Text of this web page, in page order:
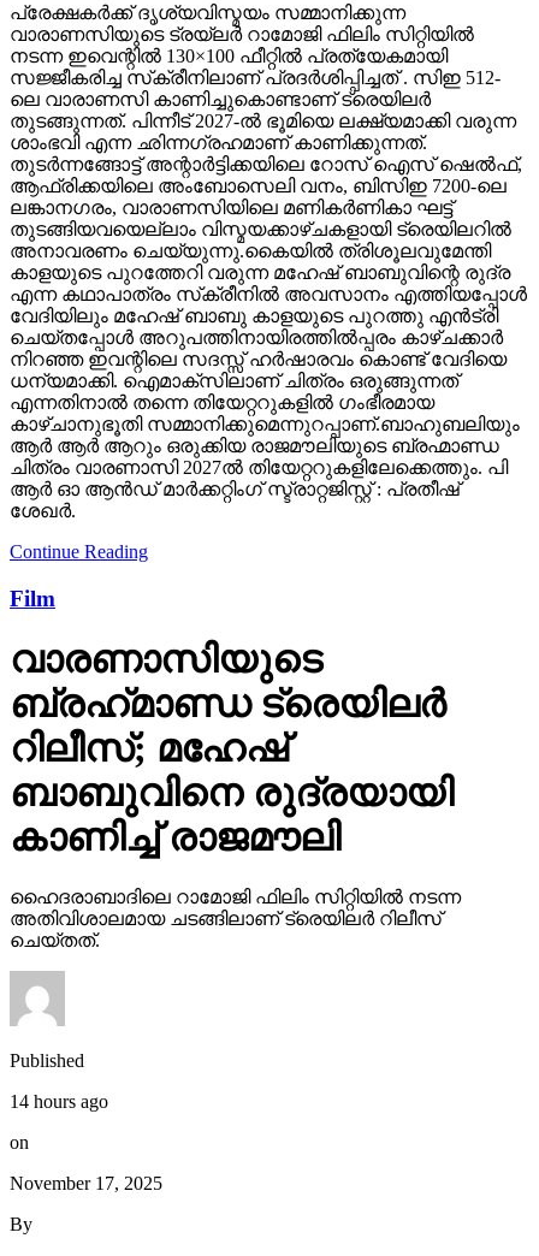
പ്രേക്ഷകർക്ക് ദൃശ്യവിസ്മയം സമ്മാനിക്കുന്ന
വാരാണസിയുടെ ട്രയ്ലർ റാമോജി ഫിലിം സിറ്റിയിൽ
നടന്ന ഇവെന്റിൽ 130×100 ഫീറ്റിൽ പ്രത്യേകമായി
സജ്ജീകരിച്ച സ്‌ക്രീനിലാണ് പ്രദർശിപ്പിച്ചത് . സിഇ 512-
ലെ വാരാണസി കാണിച്ചുകൊണ്ടാണ് ട്രെയിലര്‍
തുടങ്ങുന്നത്. പിന്നീട് 2027-ല്‍ ഭൂമിയെ ലക്ഷ്യമാക്കി വരുന്ന
ശാംഭവി എന്ന ഛിന്നഗ്രഹമാണ് കാണിക്കുന്നത്.
തുടര്‍ന്നങ്ങോട്ട് അന്റാര്‍ട്ടിക്കയിലെ റോസ് ഐസ് ഷെല്‍ഫ്,
ആഫ്രിക്കയിലെ അംബോസെലി വനം, ബിസിഇ 7200-ലെ
ലങ്കാനഗരം, വാരാണസിയിലെ മണികര്‍ണികാ ഘട്ട്
തുടങ്ങിയവയെല്ലാം വിസ്മയക്കാഴ്ചകളായി ട്രെയിലറില്‍
അനാവരണം ചെയ്യുന്നു.കൈയില്‍ ത്രിശൂലവുമേന്തി
കാളയുടെ പുറത്തേറി വരുന്ന മഹേഷ് ബാബുവിന്റെ രുദ്ര
എന്ന കഥാപാത്രം സ്‌ക്രീനിൽ അവസാനം എത്തിയപ്പോൾ
വേദിയിലും മഹേഷ് ബാബു കാളയുടെ പുറത്തു എൻട്രി
ചെയ്തപ്പോൾ അറുപത്തിനായിരത്തിൽപ്പരം കാഴ്ചക്കാർ
നിറഞ്ഞ ഇവന്റിലെ സദസ്സ് ഹർഷാരവം കൊണ്ട് വേദിയെ
ധന്യമാക്കി. ഐമാക്‌സിലാണ് ചിത്രം ഒരുങ്ങുന്നത്
എന്നതിനാല്‍ തന്നെ തിയേറ്ററുകളില്‍ ഗംഭീരമായ
കാഴ്ചാനുഭൂതി സമ്മാനിക്കുമെന്നുറപ്പാണ്.ബാഹുബലിയും
ആർ ആർ ആറും ഒരുക്കിയ രാജമൗലിയുടെ ബ്രഹ്മാണ്ഡ
ചിത്രം വാരണാസി 2027ൽ തിയേറ്ററുകളിലേക്കെത്തും. പി
ആർ ഓ ആൻഡ് മാർക്കറ്റിംഗ് സ്ട്രാറ്റജിസ്റ്റ് : പ്രതീഷ്
ശേഖർ.
Continue Reading
Film
വാരണാസിയുടെ
ബ്രഹ്‌മാണ്ഡ ട്രെയിലര്‍
റിലീസ്; മഹേഷ്
ബാബുവിനെ രുദ്രയായി
കാണിച്ച് രാജമൗലി
ഹൈദരാബാദിലെ റാമോജി ഫിലിം സിറ്റിയില്‍ നടന്ന
അതിവിശാലമായ ചടങ്ങിലാണ് ട്രെയിലര്‍ റിലീസ്
ചെയ്തത്.
Published
14 hours ago
on
November 17, 2025
By